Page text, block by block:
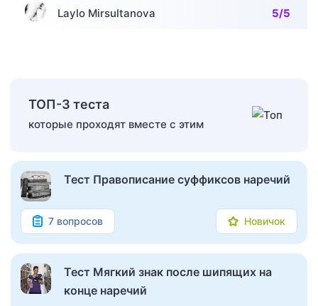
Laylo Mirsultanova 5/5
ТОП-3 теста
которые проходят вместе с этим
Тест Правописание суффиксов наречий
7 вопросов Новичок
Тест Мягкий знак после шипящих на
конце наречий